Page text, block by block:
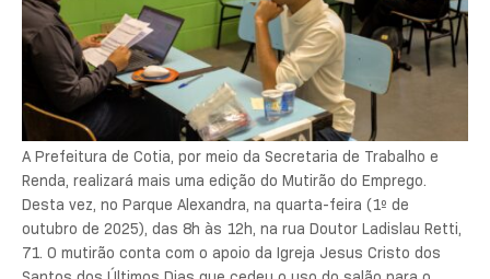
A Prefeitura de Cotia, por meio da Secretaria de Trabalho e
Renda, realizará mais uma edição do Mutirão do Emprego.
Desta vez, no Parque Alexandra, na quarta-feira (1º de
outubro de 2025), das 8h às 12h, na rua Doutor Ladislau Retti,
71. O mutirão conta com o apoio da Igreja Jesus Cristo dos